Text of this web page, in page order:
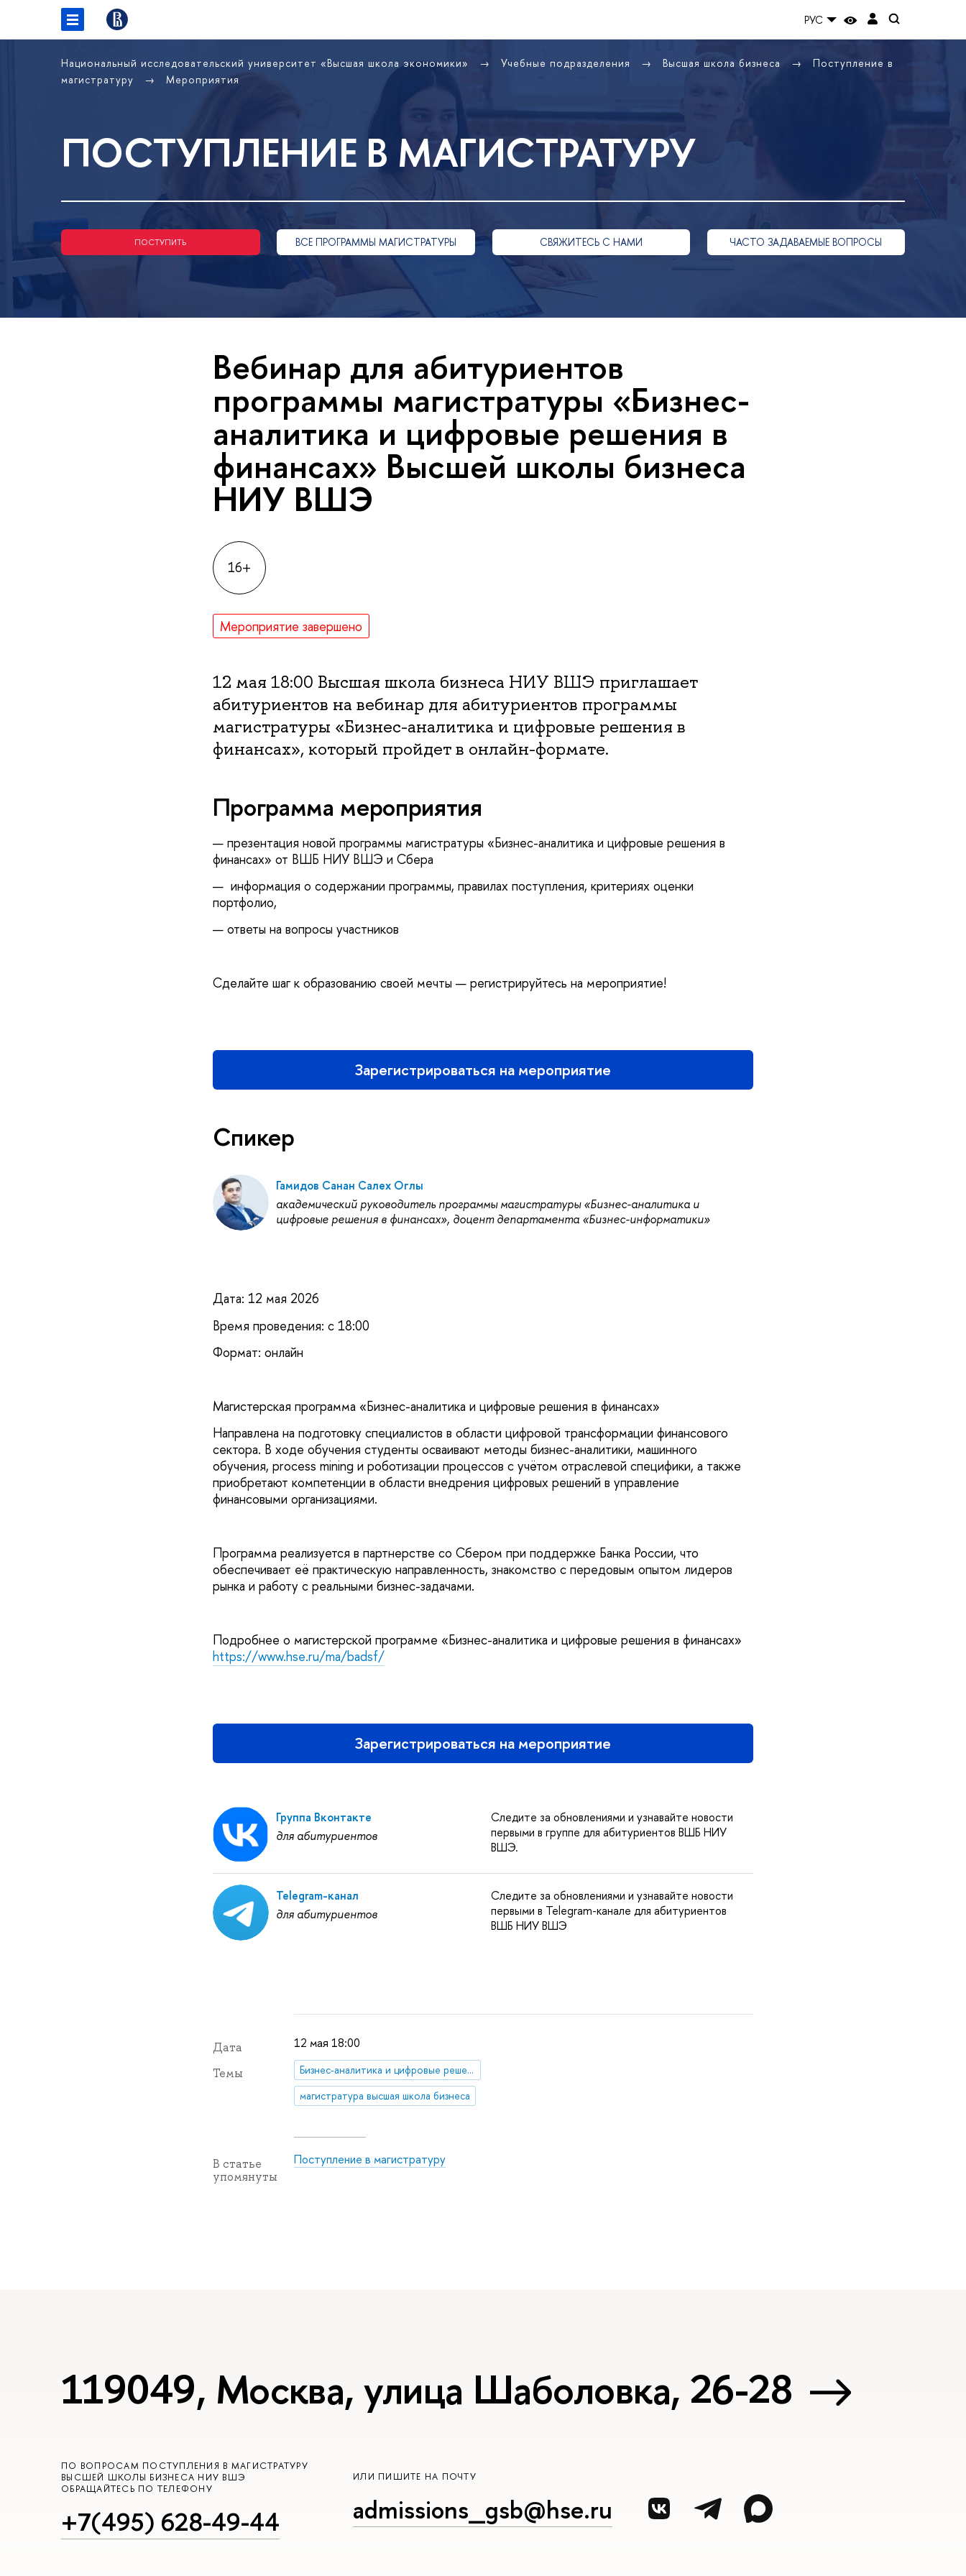
РУС
Национальный исследовательский университет «Высшая школа экономики» Учебные подразделения Высшая школа бизнеса
Поступление в
магистратуру
Мероприятия
ПОСТУПЛЕНИЕ В МАГИСТРАТУРУ
ПОСТУПИТЬ ВСЕ ПРОГРАММЫ МАГИСТРАТУРЫ СВЯЖИТЕСЬ С НАМИ ЧАСТО ЗАДАВАЕМЫЕ ВОПРОСЫ
Вебинар для абитуриентов
программы магистратуры «Бизнес-
аналитика и цифровые решения в
финансах» Высшей школы бизнеса
НИУ ВШЭ
16+
Мероприятие завершено
12 мая 18:00 Высшая школа бизнеса НИУ ВШЭ приглашает
абитуриентов на вебинар для абитуриентов программы
магистратуры «Бизнес-аналитика и цифровые решения в
финансах», который пройдет в онлайн-формате.
Программа мероприятия
— презентация новой программы магистратуры «Бизнес-аналитика и цифровые решения в
финансах» от ВШБ НИУ ВШЭ и Сбера
— информация о содержании программы, правилах поступления, критериях оценки
портфолио,
— ответы на вопросы участников
Сделайте шаг к образованию своей мечты — регистрируйтесь на мероприятие!
Зарегистрироваться на мероприятие
Спикер
Гамидов Санан Салех Оглы
академический руководитель программы магистратуры «Бизнес-аналитика и
цифровые решения в финансах», доцент департамента «Бизнес-информатики»
Дата: 12 мая 2026
Время проведения: с 18:00
Формат: онлайн
Магистерская программа «Бизнес-аналитика и цифровые решения в финансах»
Направлена на подготовку специалистов в области цифровой трансформации финансового
сектора. В ходе обучения студенты осваивают методы бизнес-аналитики, машинного
обучения, process mining и роботизации процессов с учётом отраслевой специфики, а также
приобретают компетенции в области внедрения цифровых решений в управление
финансовыми организациями.
Программа реализуется в партнерстве со Сбером при поддержке Банка России, что
обеспечивает её практическую направленность, знакомство с передовым опытом лидеров
рынка и работу с реальными бизнес-задачами.
Подробнее о магистерской программе «Бизнес-аналитика и цифровые решения в финансах»
https://www.hse.ru/ma/badsf/
Зарегистрироваться на мероприятие
Группа Вконтакте
для абитуриентов
Следите за обновлениями и узнавайте новости
первыми в группе для абитуриентов ВШБ НИУ
ВШЭ.
Telegram-канал
для абитуриентов
Следите за обновлениями и узнавайте новости
первыми в Telegram-канале для абитуриентов
ВШБ НИУ ВШЭ
Дата 12 мая 18:00
Темы
Бизнес-аналитика и цифровые решения в финансах
магистратура высшая школа бизнеса
В статье
упомянуты
Поступление в магистратуру
119049, Москва, улица Шаболовка, 26-28
ПО ВОПРОСАМ ПОСТУПЛЕНИЯ В МАГИСТРАТУРУ
ВЫСШЕЙ ШКОЛЫ БИЗНЕСА НИУ ВШЭ
ОБРАЩАЙТЕСЬ ПО ТЕЛЕФОНУ
+7(495) 628-49-44
ИЛИ ПИШИТЕ НА ПОЧТУ
admissions_gsb@hse.ru